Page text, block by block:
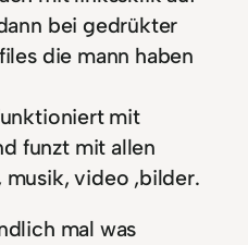
bei gedrükter
die mann haben
mit
funzt mit allen
video ,bilder.
mal was